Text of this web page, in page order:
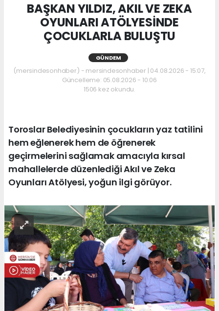
BAŞKAN YILDIZ, AKIL VE ZEKA
OYUNLARI ATÖLYESİNDE
ÇOCUKLARLA BULUŞTU
GÜNDEM
(mersindesonhaber) - mersindesonhaber | 04.08.2026 - 15:07,
Güncelleme: 05.08.2026 - 10:06
1506 kez okundu.
Toroslar Belediyesinin çocukların yaz tatilini
hem eğlenerek hem de öğrenerek
geçirmelerini sağlamak amacıyla kırsal
mahallelerde düzenlediği Akıl ve Zeka
Oyunları Atölyesi, yoğun ilgi görüyor.